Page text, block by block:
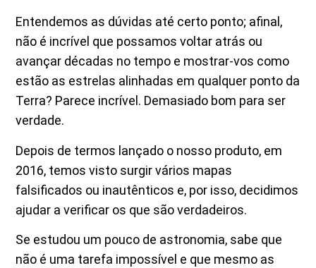
Entendemos as dúvidas até certo ponto; afinal,
não é incrível que possamos voltar atrás ou
avançar décadas no tempo e mostrar-vos como
estão as estrelas alinhadas em qualquer ponto da
Terra? Parece incrível. Demasiado bom para ser
verdade.
Depois de termos lançado o nosso produto, em
2016, temos visto surgir vários mapas
falsificados ou inautênticos e, por isso, decidimos
ajudar a verificar os que são verdadeiros.
Se estudou um pouco de astronomia, sabe que
não é uma tarefa impossível e que mesmo as